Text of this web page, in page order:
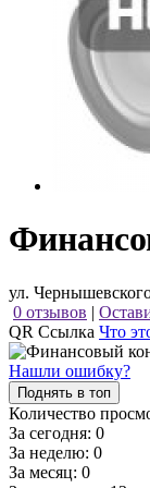
ул.
0 отзывов |
QR Ссылка Что
Нашли ошибку?
Поднять в топ
Количество
За сегодня: 0
За неделю: 0
За месяц: 0